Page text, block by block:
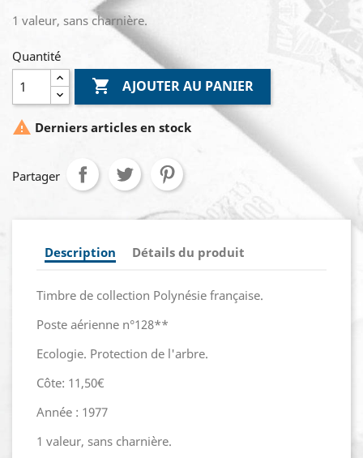
1 valeur, sans charnière.
Quantité
 AJOUTER AU PANIER
 Derniers articles en stock
Partager
Description Détails du produit
Timbre de collection Polynésie française.
Poste aérienne n°128**
Ecologie. Protection de l'arbre.
Côte: 11,50€
Année : 1977
1 valeur, sans charnière.